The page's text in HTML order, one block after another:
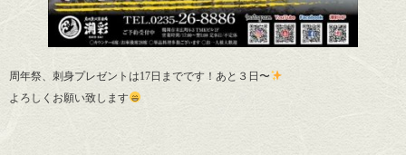
周年祭、刺身プレゼントは17日までです！あと３日〜
よろしくお願い致します